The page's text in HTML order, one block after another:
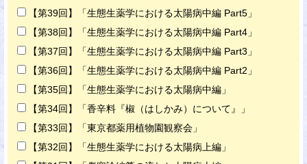
【第39回】「生態生薬学における太陽病中編 Part5」
【第38回】「生態生薬学における太陽病中編 Part4」
【第37回】「生態生薬学における太陽病中編 Part3」
【第36回】「生態生薬学における太陽病中編 Part2」
【第35回】「生態生薬学における太陽病中編」
【第34回】「香辛料『椒（はしかみ）について』」
【第33回】「東京都薬用植物園観察会」
【第32回】「生態生薬学における太陽病上編」